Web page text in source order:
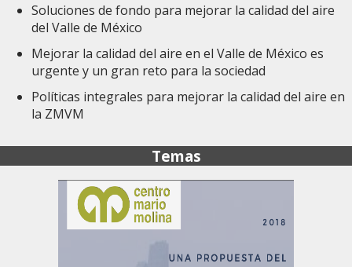
Soluciones de fondo para mejorar la calidad del aire
del Valle de México
Mejorar la calidad del aire en el Valle de México es
urgente y un gran reto para la sociedad
Políticas integrales para mejorar la calidad del aire en
la ZMVM
Temas